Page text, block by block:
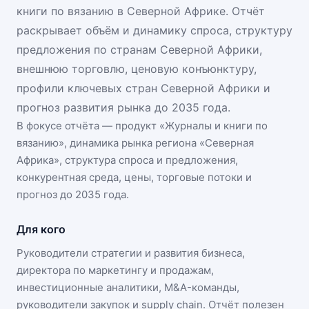
книги по вязанию в Северной Африке. Отчёт
раскрывает объём и динамику спроса, структуру
предложения по странам Северной Африки,
внешнюю торговлю, ценовую конъюнктуру,
профили ключевых стран Северной Африки и
прогноз развития рынка до 2035 года.
В фокусе отчёта — продукт «Журналы и книги по
вязанию», динамика рынка региона «Северная
Африка», структура спроса и предложения,
конкурентная среда, цены, торговые потоки и
прогноз до 2035 года.
Для кого
Руководители стратегии и развития бизнеса,
директора по маркетингу и продажам,
инвестиционные аналитики, M&A-команды,
руководители закупок и supply chain. Отчёт полезен